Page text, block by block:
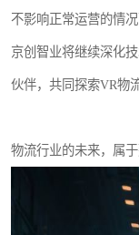
不影响正常运营的情
京创智业将继续深化
伙伴，共同探索VR物
物流行业的未来，属